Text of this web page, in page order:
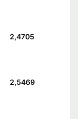
2,4705
2,5469